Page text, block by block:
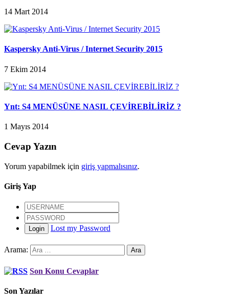
14 Mart 2014
Kaspersky Anti-Virus / Internet Security 2015
7 Ekim 2014
Ynt: S4 MENÜSÜNE NASIL ÇEVİREBİLİRİZ ?
1 Mayıs 2014
Cevap Yazın
Yorum yapabilmek için giriş yapmalısınız.
Giriş Yap
Login Lost my Password
Arama:
Son Konu Cevaplar
Son Yazılar